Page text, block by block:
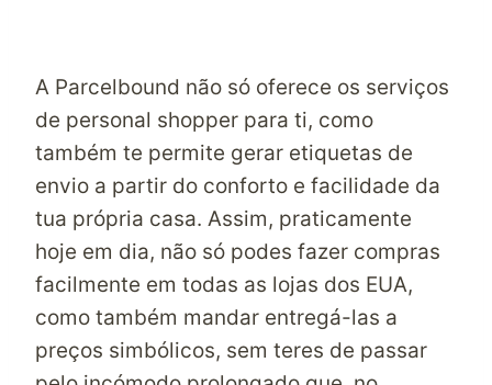
A Parcelbound não só oferece os serviços
de personal shopper para ti, como
também te permite gerar etiquetas de
envio a partir do conforto e facilidade da
tua própria casa. Assim, praticamente
hoje em dia, não só podes fazer compras
facilmente em todas as lojas dos EUA,
como também mandar entregá-las a
preços simbólicos, sem teres de passar